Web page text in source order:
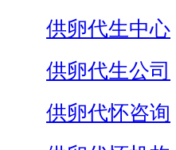
供卵代生中心
供卵代生公司
供卵代怀咨询